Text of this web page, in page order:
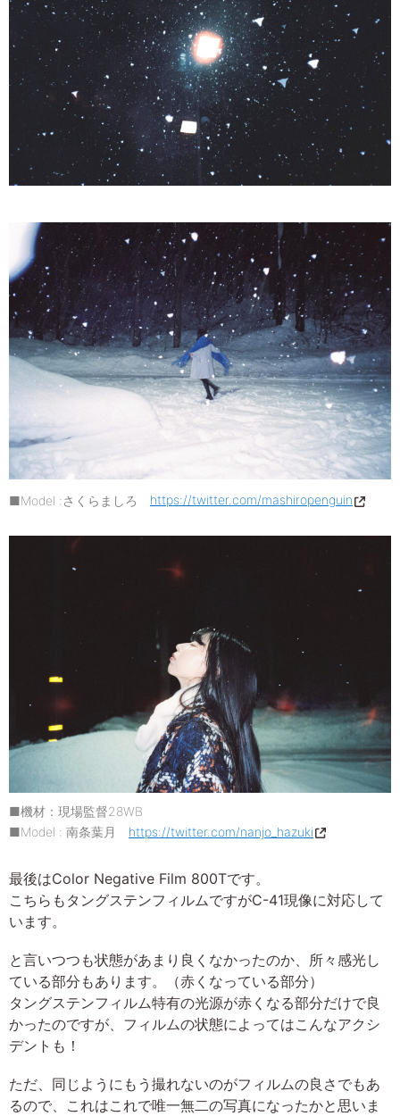
■Model :さくらましろ https://twitter.com/mashiropenguin
■機材：現場監督28WB
■Model : 南条葉月 https://twitter.com/nanjo_hazuki
最後はColor Negative Film 800Tです。
こちらもタングステンフィルムですがC-41現像に対応して
います。
と言いつつも状態があまり良くなかったのか、所々感光し
ている部分もあります。（赤くなっている部分）
タングステンフィルム特有の光源が赤くなる部分だけで良
かったのですが、フィルムの状態によってはこんなアクシ
デントも！
ただ、同じようにもう撮れないのがフィルムの良さでもあ
るので、これはこれで唯一無二の写真になったかと思いま